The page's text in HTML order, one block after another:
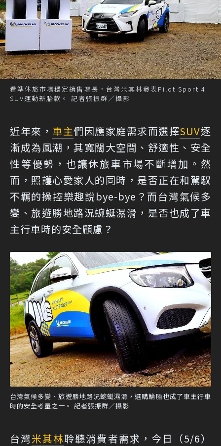
看準休旅市場穩定銷售增長，台灣米其林發表Pilot Sport 4
SUV運動新胎款。 記者張振群／攝影
近年來，車主們因應家庭需求而選擇SUV逐
漸成為風潮，其寬闊大空間、舒適性、安全
性等優勢，也讓休旅車市場不斷增加。然
而，照護心愛家人的同時，是否正在和駕馭
不羈的操控樂趣說bye-bye？而台灣氣候多
變、旅遊勝地路況蜿蜒濕滑，是否也成了車
主行車時的安全顧慮？
台灣氣候多變、旅遊勝地路況蜿蜒濕滑，選購輪胎也成了車主行車
時的安全考量之一。 記者張振群／攝影
台灣米其林聆聽消費者需求，今日（5/6）